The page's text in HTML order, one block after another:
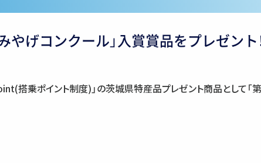
げコンクール」入賞賞品をプレゼント！
搭乗ポイント制度)」の茨城県特産品プレゼント商品として「